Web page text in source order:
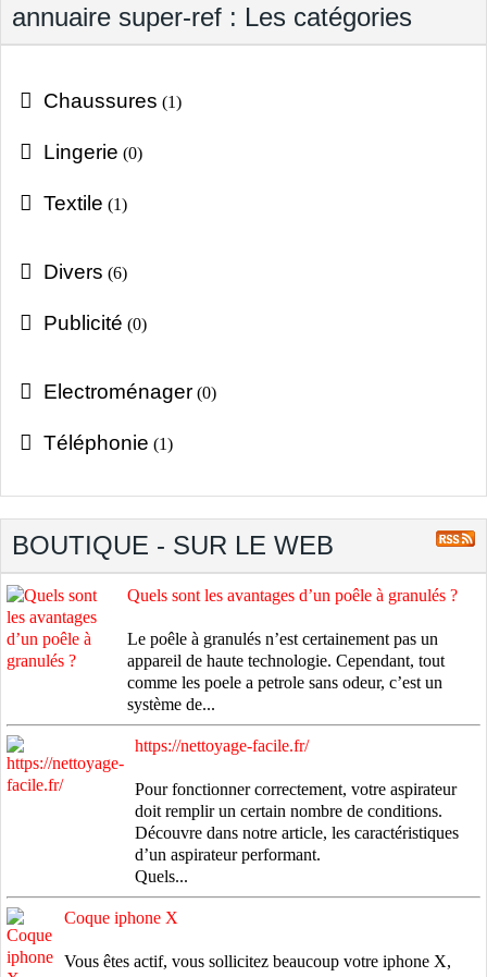
annuaire super-ref : Les catégories
Chaussures (1)
Lingerie (0)
Textile (1)
Divers (6)
Publicité (0)
Electroménager (0)
Téléphonie (1)
BOUTIQUE - SUR LE WEB
Quels sont les avantages d’un poêle à granulés ?
Le poêle à granulés n’est certainement pas un
appareil de haute technologie. Cependant, tout
comme les poele a petrole sans odeur, c’est un
système de...
https://nettoyage-facile.fr/
Pour fonctionner correctement, votre aspirateur
doit remplir un certain nombre de conditions.
Découvre dans notre article, les caractéristiques
d’un aspirateur performant.
Quels...
Coque iphone X
Vous êtes actif, vous sollicitez beaucoup votre iphone X,